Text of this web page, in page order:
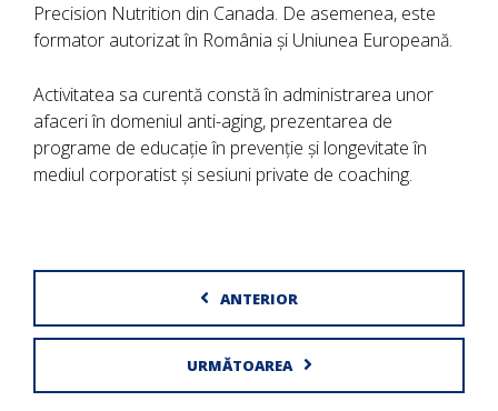
Precision Nutrition din Canada. De asemenea, este
formator autorizat în România și Uniunea Europeană.
Activitatea sa curentă constă în administrarea unor
afaceri în domeniul anti-aging, prezentarea de
programe de educație în prevenție și longevitate în
mediul corporatist și sesiuni private de coaching.
ANTERIOR
URMĂTOAREA